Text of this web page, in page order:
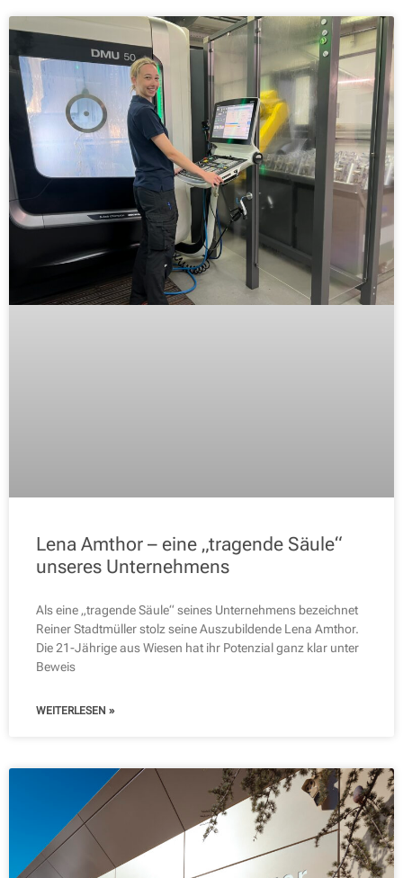
Lena Amthor – eine „tragende Säule“
unseres Unternehmens
Als eine „tragende Säule“ seines Unternehmens bezeichnet
Reiner Stadtmüller stolz seine Auszubildende Lena Amthor.
Die 21-Jährige aus Wiesen hat ihr Potenzial ganz klar unter
Beweis
WEITERLESEN »